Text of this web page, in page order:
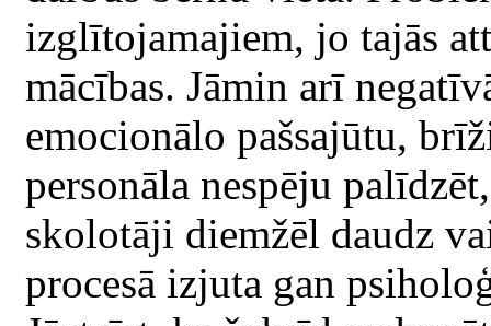
izglītojamajiem, jo tajās
mācības. Jāmin arī
emocionālo pašsajūtu,
personāla nespēju
skolotāji diemžēl daudz
procesā izjuta gan